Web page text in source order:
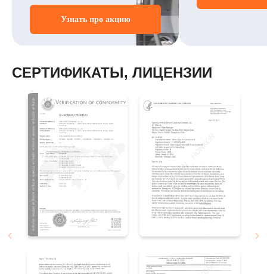
Узнать про акцию
СЕРТИФИКАТЫ, ЛИЦЕНЗИИ